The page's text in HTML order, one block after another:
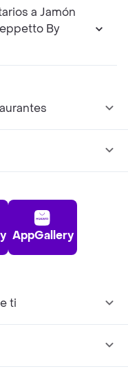
a Jamón
By
AppGallery
ti